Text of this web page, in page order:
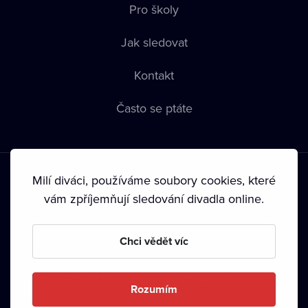
Pro školy
Jak sledovat
Kontakt
Často se ptáte
Podmínky používání • Ochrana soukromí • Zásady používání
• Autorská práva•
Milí diváci, používáme soubory cookies, které
vám zpříjemňují sledování divadla online.
Chci vědět víc
Rozumím